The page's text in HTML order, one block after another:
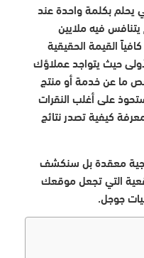
يحلم بكلمة واحدة عند
فيه ملايين
القيمة الحقيقية
حيث يتواجد عملاؤك
ما عن خدمة أو منتج
على أغلب النقرات
كيفية تصدر نتائج
معقدة بل سنكشف
التي تجعل موقعك
جوجل.